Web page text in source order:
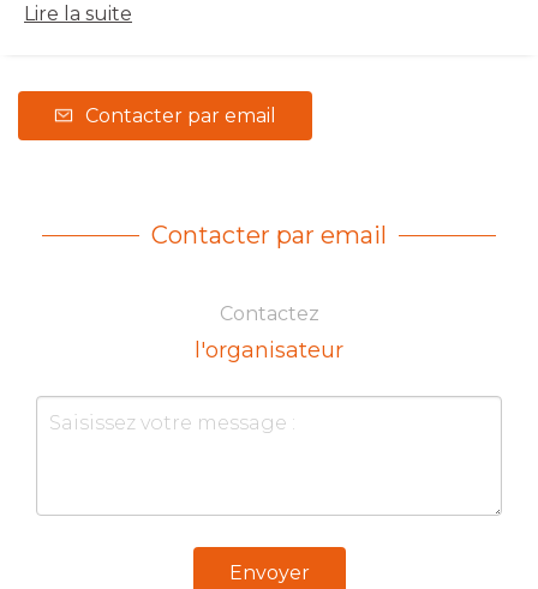
Lire la suite
Contacter par email
Contacter par email
Contactez
l'organisateur
Envoyer